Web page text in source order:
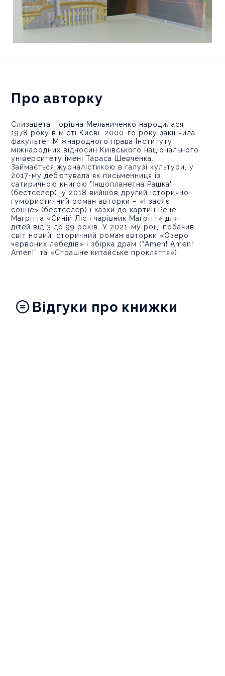
Плішивого, Зяму Футболецького
та інших.
Про авторку
Єлизавета Ігорівна Мельниченко народилася
1978 року в місті Києві. 2000-го року закінчила
факультет Міжнародного права Інституту
міжнародних відносин Київського національного
університету імені Тараса Шевченка.
Займається журналістикою в галузі культури, у
2017-му дебютувала як письменниця із
сатиричною книгою "Іншопланетна Рашка"
(бестселер), у 2018 вийшов другий історично-
гумористичний роман авторки – «І засяє
сонце» (бестселер) і казки до картин Рене
Магрітта «Синій Ліс і чарівник Магрітт» для
дітей від 3 до 99 років. У 2021-му році побачив
світ новий історичний роман авторки «Озеро
червоних лебедів» і збірка драм (“Amen! Amen!
Amen!” та «Страшне китайське прокляття»).
Відгуки про книжки